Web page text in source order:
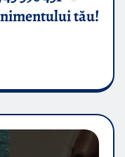
tău!